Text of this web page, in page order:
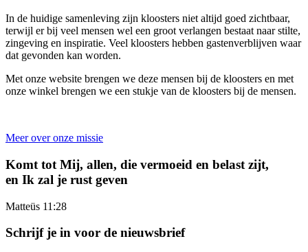
In de huidige samenleving zijn kloosters niet altijd goed zichtbaar,
terwijl er bij veel mensen wel een groot verlangen bestaat naar stilte,
zingeving en inspiratie. Veel kloosters hebben gastenverblijven waar
dat gevonden kan worden.
Met onze website brengen we deze mensen bij de kloosters en met
onze winkel brengen we een stukje van de kloosters bij de mensen.
Meer over onze missie
Komt tot Mij, allen, die vermoeid en belast zijt,
en Ik zal je rust geven
Matteüs 11:28
Schrijf je in voor de nieuwsbrief